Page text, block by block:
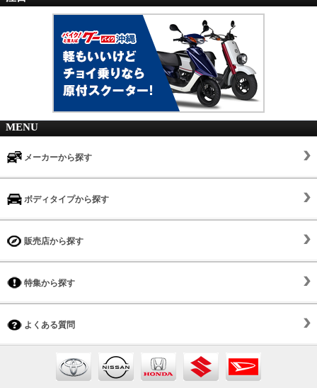
MENU
メーカーから探す
ボディタイプから探す
販売店から探す
特集から探す
よくある質問